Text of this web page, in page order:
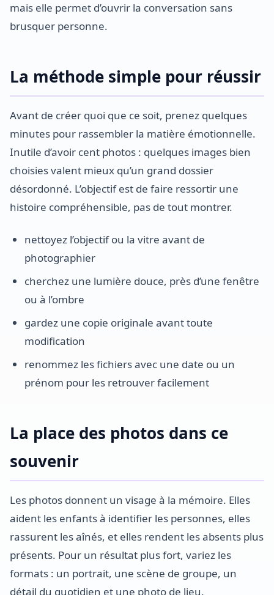
mais elle permet d’ouvrir la conversation sans
brusquer personne.
La méthode simple pour réussir
Avant de créer quoi que ce soit, prenez quelques
minutes pour rassembler la matière émotionnelle.
Inutile d’avoir cent photos : quelques images bien
choisies valent mieux qu’un grand dossier
désordonné. L’objectif est de faire ressortir une
histoire compréhensible, pas de tout montrer.
nettoyez l’objectif ou la vitre avant de
photographier
cherchez une lumière douce, près d’une fenêtre
ou à l’ombre
gardez une copie originale avant toute
modification
renommez les fichiers avec une date ou un
prénom pour les retrouver facilement
La place des photos dans ce
souvenir
Les photos donnent un visage à la mémoire. Elles
aident les enfants à identifier les personnes, elles
rassurent les aînés, et elles rendent les absents plus
présents. Pour un résultat plus fort, variez les
formats : un portrait, une scène de groupe, un
détail du quotidien et une photo de lieu.